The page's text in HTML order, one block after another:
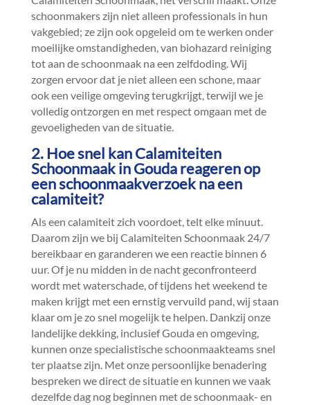
schoonmakers zijn niet alleen professionals in hun
vakgebied; ze zijn ook opgeleid om te werken onder
moeilijke omstandigheden, van biohazard reiniging
tot aan de schoonmaak na een zelfdoding.​ Wij
zorgen ervoor dat je niet alleen een schone, maar
ook een veilige omgeving terugkrijgt, terwijl we je
volledig ontzorgen en met respect omgaan met de
gevoeligheden van de situatie.​
2.​ Hoe snel kan Calamiteiten
Schoonmaak in Gouda reageren op
een schoonmaakverzoek na een
calamiteit?
Als een calamiteit zich voordoet, telt elke minuut.​
Daarom zijn we bij Calamiteiten Schoonmaak 24/7
bereikbaar en garanderen we een reactie binnen 6
uur.​ Of je nu midden in de nacht geconfronteerd
wordt met waterschade, of tijdens het weekend te
maken krijgt met een ernstig vervuild pand, wij staan
klaar om je zo snel mogelijk te helpen.​ Dankzij onze
landelijke dekking, inclusief Gouda en omgeving,
kunnen onze specialistische schoonmaakteams snel
ter plaatse zijn.​ Met onze persoonlijke benadering
bespreken we direct de situatie en kunnen we vaak
dezelfde dag nog beginnen met de schoonmaak- en